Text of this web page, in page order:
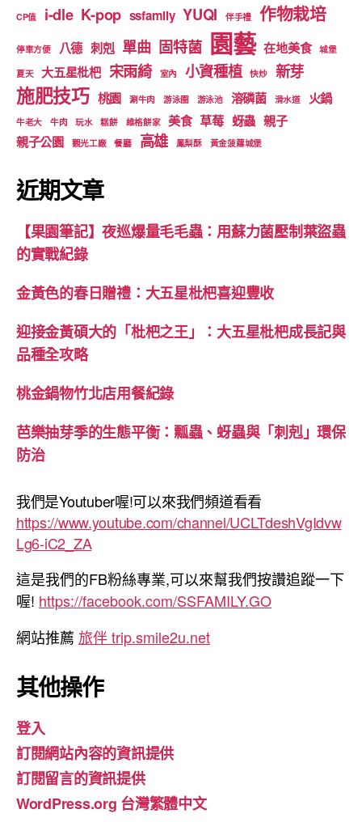
CP值 i-dle K-pop ssfamily YUQI 伴手禮 作物栽培
停車方便 八德 刺剋 單曲 固特菌 園藝 在地美食
城堡
夏天
大五星枇杷 宋雨綺 室內 小資種植 快炒 新芽
施肥技巧 桃園 涮牛肉 游泳圈 游泳池 溶磷菌 滑水道 火鍋
牛老大 牛肉 玩水 糕餅 維格餅家 美食 草莓 蚜蟲 親子
親子公園
觀光工廠 餐廳 高雄 鳳梨酥 黃金菠蘿城堡
近期文章
【果園筆記】夜巡爆量毛毛蟲：用蘇力菌壓制葉盜蟲
的實戰紀錄
金黃色的春日贈禮：大五星枇杷喜迎豐收
迎接金黃碩大的「枇杷之王」：大五星枇杷成長記與
品種全攻略
桃金鍋物竹北店用餐紀錄
芭樂抽芽季的生態平衡：瓢蟲、蚜蟲與「刺剋」環保
防治
我們是Youtuber喔!可以來我們頻道看看
https://www.youtube.com/channel/UCLTdeshVgIdvw
Lg6-iC2_ZA
這是我們的FB粉絲專業,可以來幫我們按讚追蹤一下
喔! https://facebook.com/SSFAMILY.GO
網站推薦 旅伴 trip.smile2u.net
其他操作
登入
訂閱網站內容的資訊提供
訂閱留言的資訊提供
WordPress.org 台灣繁體中文